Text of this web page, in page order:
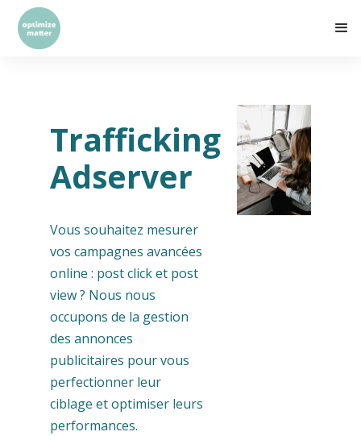
Trafficking
Adserver
Vous souhaitez mesurer
vos campagnes avancées
online : post click et post
view ? Nous nous
occupons de la gestion
des annonces
publicitaires pour vous
perfectionner leur
ciblage et optimiser leurs
performances.